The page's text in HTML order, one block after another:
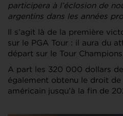
participera à l’éclosion de
argentins dans les années
Il s’agit là de la première
sur le PGA Tour : il aura du
départ sur le Tour Champions
A part les 320 000 dollars
également obtenu le droit
américain jusqu’à la fin de